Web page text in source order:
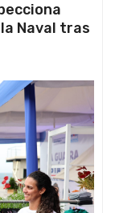
Naval tras